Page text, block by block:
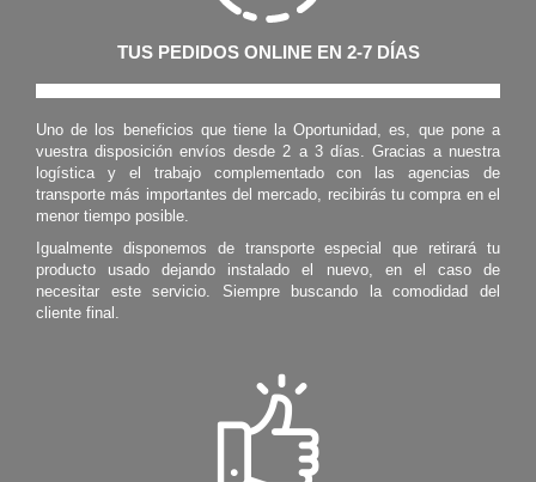
TUS PEDIDOS ONLINE EN 2-7 DÍAS
Uno de los beneficios que tiene la Oportunidad, es, que pone a
vuestra disposición envíos desde 2 a 3 días. Gracias a nuestra
logística y el trabajo complementado con las agencias de
transporte más importantes del mercado, recibirás tu compra en el
menor tiempo posible.
Igualmente disponemos de transporte especial que retirará tu
producto usado dejando instalado el nuevo, en el caso de
necesitar este servicio. Siempre buscando la comodidad del
cliente final.